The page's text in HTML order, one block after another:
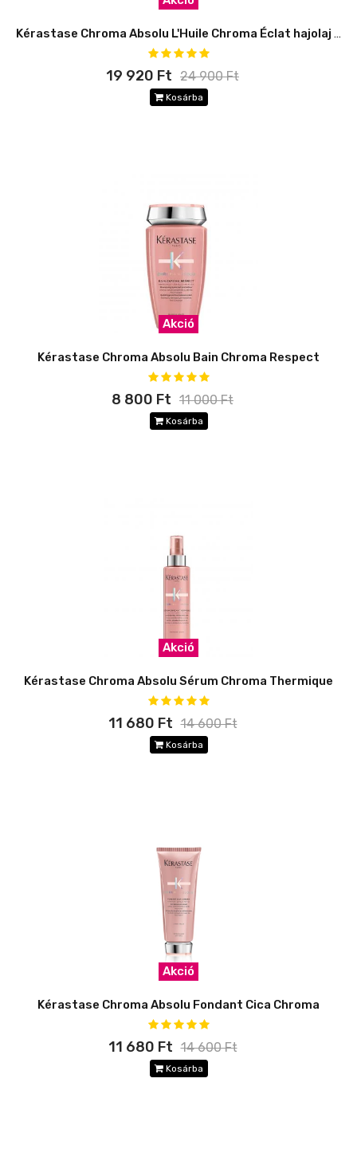
Kérastase Chroma Absolu L'Huile Chroma Éclat hajolaj - utántölthető
19 920 Ft 24 900 Ft
Kosárba
Akció
Kérastase Chroma Absolu Bain Chroma Respect
8 800 Ft 11 000 Ft
Kosárba
Akció
Kérastase Chroma Absolu Sérum Chroma Thermique
11 680 Ft 14 600 Ft
Kosárba
Akció
Kérastase Chroma Absolu Fondant Cica Chroma
11 680 Ft 14 600 Ft
Kosárba